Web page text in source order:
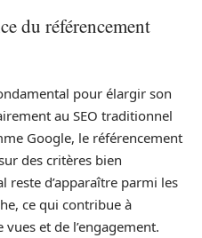
du référencement
pour élargir son
au SEO traditionnel
Google, le référencement
des critères bien
reste d’apparaître parmi les
ce qui contribue à
et de l’engagement.